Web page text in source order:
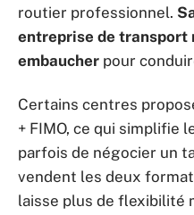
routier professionnel.
entreprise de transport
embaucher pour
Certains centres
+ FIMO, ce qui simplifie
parfois de négocier un
vendent les deux
laisse plus de flexibilité